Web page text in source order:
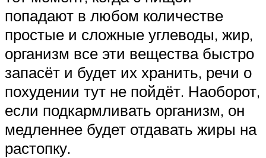
попадают в любом количестве
простые и сложные углеводы, жир,
организм все эти вещества быстро
запасёт и будет их хранить, речи о
похудении тут не пойдёт. Наоборот,
если подкармливать организм, он
медленнее будет отдавать жиры на
растопку.